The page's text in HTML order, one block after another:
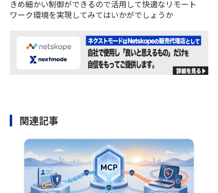
きめ細かい制御ができるので活用して快適なリモート
ワーク環境を実現してみてはいかがでしょうか
関連記事